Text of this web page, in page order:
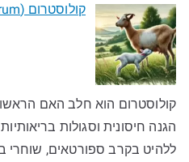
קולוסטרום (Colostrum)
קולוסטרום הוא חלב האם
הגנה חיסונית וסגולות
ללהיט בקרב ספורטאים, שוחרי